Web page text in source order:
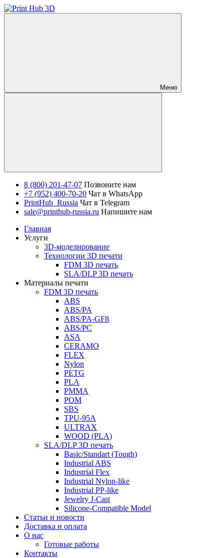
Меню
8 (800) 201-47-07 Позвоните нам
+7 (952) 400-70-20 Чат в WhatsApp
PrintHub_Russia Чат в Telegram
sale@printhub-russia.ru Напишите нам
Главная
Услуги
3D-моделирование
Технологии 3D печати
FDM 3D печать
SLA/DLP 3D печать
Материалы печати
FDM 3D печать
ABS
ABS/PA
ABS/PA-GF8
ABS/PC
ASA
CERAMO
FLEX
Nylon
PETG
PLA
PMMA
POM
SBS
TPU-95A
ULTRAX
WOOD (PLA)
SLA/DLP 3D печать
Basic/Standart (Tough)
Industrial ABS
Industrial Flex
Industrial Nylon-like
Industrial PP-like
Jewelry J-Cast
Silicone-Compatible Model
Статьи и новости
Доставка и оплата
О нас
Готовые работы
Контакты